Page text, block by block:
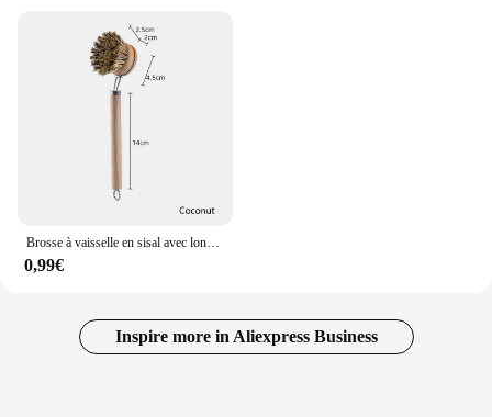
Brosse à vaisselle en sisal avec long manche en bois, 3 styles, AMP de subdivision naturelle, brosse pour livres ménagers, outil de cuisine
0,99€
Inspire more in Aliexpress Business